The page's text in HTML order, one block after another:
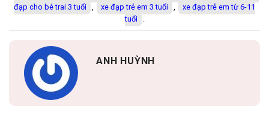
đạp cho bé trai 3 tuổi
xe đạp trẻ em 3 tuổi
xe đạp trẻ em từ 6-11
tuổi
ANH HUỲNH